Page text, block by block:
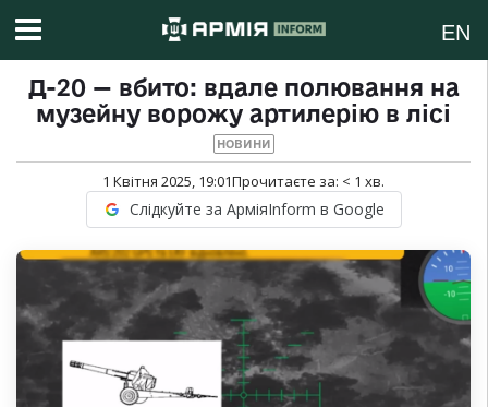
EN
Д-20 — вбито: вдале полювання на
музейну ворожу артилерію в лісі
НОВИНИ
1 Квітня 2025, 19:01Прочитаєте за: < 1 хв.
Слідкуйте за АрміяInform в Google